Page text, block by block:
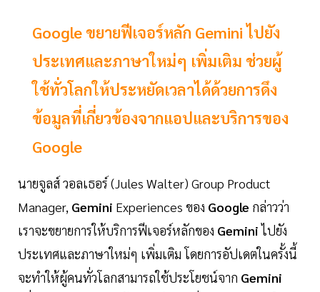
Google ขยายฟีเจอร์หลัก Gemini ไปยัง
ประเทศและภาษาใหม่ๆ เพิ่มเติม ช่วยผู้
ใช้ทั่วโลกให้ประหยัดเวลาได้ด้วยการดึง
ข้อมูลที่เกี่ยวข้องจากแอปและบริการของ
Google
นายจูลส์ วอลเธอร์ (Jules Walter) Group Product
Manager, Gemini Experiences ของ Google กล่าวว่า
เราจะขยายการให้บริการฟีเจอร์หลักของ Geminiไปยัง
ประเทศและภาษาใหม่ๆ เพิ่มเติม โดยการอัปเดตในครั้งนี้
จะทำให้ผู้คนทั่วโลกสามารถใช้ประโยชน์จาก Gemini